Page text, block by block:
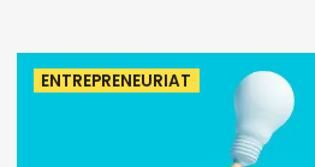
ENTREPRENEURIAT